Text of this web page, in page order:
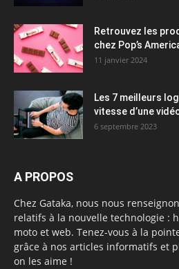
Retrouvez les
chez Pop’s
11 janvier 2024
Les 7 meilleurs
vitesse d’une
6 septembre 2023
A PROPOS
Chez Gataka, nous nous
relatifs à la nouvelle technologie :
moto et web. Tenez-vous à la
grâce à nos articles informatifs et
on les aime !